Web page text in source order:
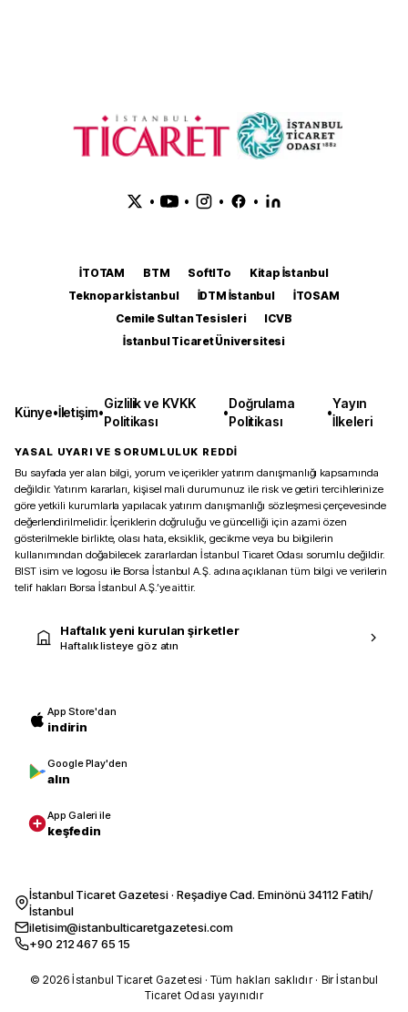
• • • •
İTOTAM BTM SoftITo
Kitap İstanbul
Teknopark İstanbul
İDTM İstanbul
İTOSAM
Cemile Sultan Tesisleri
ICVB
İstanbul Ticaret Üniversitesi
Künye•İletişim•
Gizlilik ve KVKK
Politikası
•
Doğrulama
Politikası
•
Yayın
İlkeleri
YASAL UYARI VE SORUMLULUK REDDİ
Bu sayfada yer alan bilgi, yorum ve içerikler yatırım danışmanlığı kapsamında
değildir. Yatırım kararları, kişisel mali durumunuz ile risk ve getiri tercihlerinize
göre yetkili kurumlarla yapılacak yatırım danışmanlığı sözleşmesi çerçevesinde
değerlendirilmelidir. İçeriklerin doğruluğu ve güncelliği için azami özen
gösterilmekle birlikte, olası hata, eksiklik, gecikme veya bu bilgilerin
kullanımından doğabilecek zararlardan İstanbul Ticaret Odası sorumlu değildir.
BIST isim ve logosu ile Borsa İstanbul A.Ş. adına açıklanan tüm bilgi ve verilerin
telif hakları Borsa İstanbul A.Ş.’ye aittir.
Haftalık yeni kurulan şirketler
Haftalık listeye göz atın
App Store'dan
indirin
Google Play'den
alın
App Galeri ile
keşfedin
İstanbul Ticaret Gazetesi · Reşadiye Cad. Eminönü 34112 Fatih/
İstanbul
iletisim@istanbulticaretgazetesi.com
+90 212 467 65 15
© 2026 İstanbul Ticaret Gazetesi · Tüm hakları saklıdır · Bir İstanbul
Ticaret Odası yayınıdır